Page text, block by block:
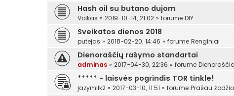
Hash oil su butano dujom
Volkas » 2019-10-14, 21:02 » forume DIY
Sveikatos dienos 2018
putejas » 2018-02-20, 14:46 » forume Renginiai
Dienoraščių rašymo standartai
adminas » 2017-04-30, 22:36 » forume
***** - laisvės pogrindis TOR tinkle!
jazymilk2 » 2017-03-10, 11:51 » forume Prašau